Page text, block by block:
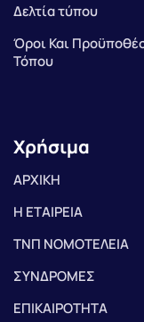
Δελτία τύπου
Όροι Και
Τόπου
Χρήσιμα
ΑΡΧΙΚΗ
Η ΕΤΑΙΡΕΙΑ
ΤΝΠ ΝΟΜΟΤΕΛΕΙΑ
ΣΥΝΔΡΟΜΕΣ
ΕΠΙΚΑΙΡΟΤΗΤΑ